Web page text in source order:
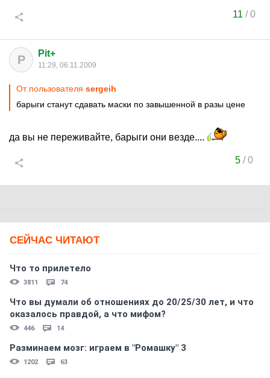
11 /0
P Pit+
11:29, 06.11.2009
От пользователя sergeih
барыги станут сдавать маски по завышенной в разы цене
да вы не переживайте, барыги они везде....
5/0
СЕЙЧАС ЧИТАЮТ
Что то прилетело
3811 74
Что вы думали об отношениях до 20/25/30 лет, и что
оказалось правдой, а что мифом?
446 14
Разминаем мозг: играем в "Ромашку" 3
1202 63